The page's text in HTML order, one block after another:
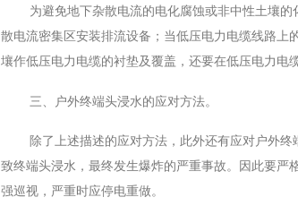
为避免地下杂散电流的电化腐蚀或非中性土壤
散电流密集区安装排流设备；当低压电力电缆线路上
壤作低压电力电缆的衬垫及覆盖，还要在低压电力电
三、户外终端头浸水的应对方法。
除了上述描述的应对方法，此外还有应对户外
致终端头浸水，最终发生爆炸的严重事故。因此要严
强巡视，严重时应停电重做。